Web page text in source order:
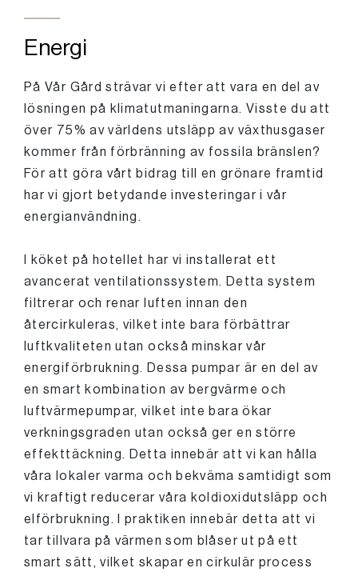
Energi
På Vår Gård strävar vi efter att vara en del av
lösningen på klimatutmaningarna. Visste du att
över 75% av världens utsläpp av växthusgaser
kommer från förbränning av fossila bränslen?
För att göra vårt bidrag till en grönare framtid
har vi gjort betydande investeringar i vår
energianvändning.
I köket på hotellet har vi installerat ett
avancerat ventilationssystem. Detta system
filtrerar och renar luften innan den
återcirkuleras, vilket inte bara förbättrar
luftkvaliteten utan också minskar vår
energiförbrukning. Dessa pumpar är en del av
en smart kombination av bergvärme och
luftvärmepumpar, vilket inte bara ökar
verkningsgraden utan också ger en större
effekttäckning. Detta innebär att vi kan hålla
våra lokaler varma och bekväma samtidigt som
vi kraftigt reducerar våra koldioxidutsläpp och
elförbrukning. I praktiken innebär detta att vi
tar tillvara på värmen som blåser ut på ett
smart sätt, vilket skapar en cirkulär process